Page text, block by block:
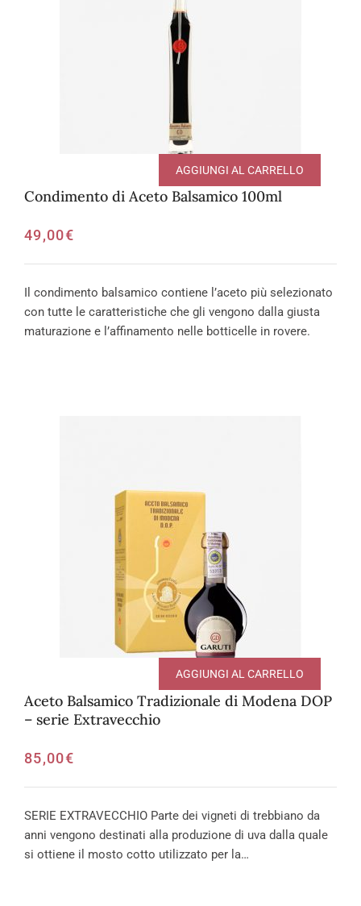
Condimento di Aceto Balsamico 100ml
49,00€
AGGIUNGI AL CARRELLO
Il condimento balsamico contiene l’aceto più selezionato
con tutte le caratteristiche che gli vengono dalla giusta
maturazione e l’affinamento nelle botticelle in rovere.
Aceto Balsamico Tradizionale di Modena DOP
– serie Extravecchio
85,00€
AGGIUNGI AL CARRELLO
SERIE EXTRAVECCHIO Parte dei vigneti di trebbiano da
anni vengono destinati alla produzione di uva dalla quale
si ottiene il mosto cotto utilizzato per la…